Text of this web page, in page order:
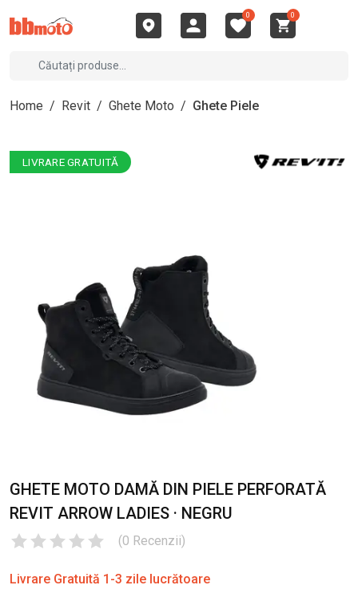
0 0
Home / Revit / Ghete Moto / Ghete Piele
LIVRARE GRATUITĂ
GHETE MOTO DAMĂ DIN PIELE PERFORATĂ
REVIT ARROW LADIES · NEGRU
(0 Recenzii)
Livrare Gratuită 1-3 zile lucrătoare